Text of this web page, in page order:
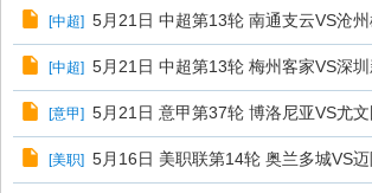
[中超] 5月21日 中超第13轮 南通支云VS沧
[中超] 5月21日 中超第13轮 梅州客家VS深
[意甲] 5月21日 意甲第37轮 博洛尼亚VS尤
[美职] 5月16日 美职联第14轮 奥兰多城VS